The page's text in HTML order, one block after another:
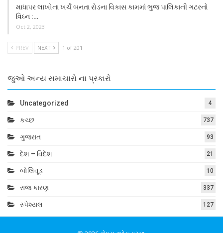
માધાપર લાખોના ખર્ચે બનતા રોડના વિકાસ કામમાં ભુજ પાલિકાની ગટરનો
વિઘ્ન :…
Oct 2, 2023
PREV NEXT 1 of 201
જુઓ અન્ય સમાચારો ના પ્રકારો
Uncategorized 4
કચ્છ 737
ગુજરાત 93
દેશ – વિદેશ 21
બોલિવૂડ 10
રાજ કારણ 337
સ્પેશ્યલ 127